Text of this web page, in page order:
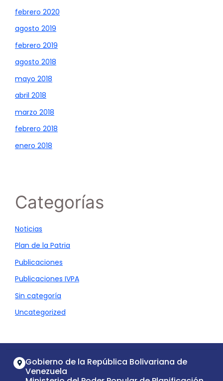
febrero 2020
agosto 2019
febrero 2019
agosto 2018
mayo 2018
abril 2018
marzo 2018
febrero 2018
enero 2018
Categorías
Noticias
Plan de la Patria
Publicaciones
Publicaciones IVPA
Sin categoría
Uncategorized
Gobierno de la República Bolivariana de
Venezuela